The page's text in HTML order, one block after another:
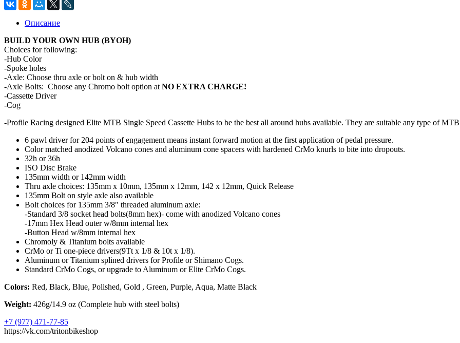
Описание
BUILD YOUR OWN HUB (BYOH)
Choices for following:
-Hub Color
-Spoke holes
-Axle: Choose thru axle or bolt on & hub width
-Axle Bolts: Choose any Chromo bolt option at NO EXTRA CHARGE!
-Cassette Driver
-Cog
-Profile Racing designed Elite MTB Single Speed Cassette Hubs to be the best all around hubs available. They are suitable any type of
6 pawl driver for 204 points of engagement means instant forward motion at the first application of pedal pressure.
Color matched anodized Volcano cones and aluminum cone spacers with hardened CrMo knurls to bite into dropouts.
32h or 36h
ISO Disc Brake
135mm width or 142mm width
Thru axle choices: 135mm x 10mm, 135mm x 12mm, 142 x 12mm, Quick Release
135mm Bolt on style axle also available
Bolt choices for 135mm 3/8″ threaded aluminum axle:
-Standard 3/8 socket head bolts(8mm hex)- come with anodized Volcano cones
-17mm Hex Head outer w/8mm internal hex
-Button Head w/8mm internal hex
Chromoly & Titanium bolts available
CrMo or Ti one-piece drivers(9Tt x 1/8 & 10t x 1/8).
Aluminum or Titanium splined drivers for Profile or Shimano Cogs.
Standard CrMo Cogs, or upgrade to Aluminum or Elite CrMo Cogs.
Colors: Red, Black, Blue, Polished, Gold , Green, Purple, Aqua, Matte Black
Weight: 426g/14.9 oz (Complete hub with steel bolts)
+7 (977) 471-77-85
https://vk.com/tritonbikeshop